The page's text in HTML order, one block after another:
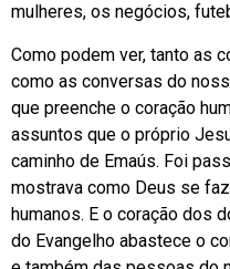
mulheres, os negócios,
Como podem ver, tanto as
como as conversas do
que preenche o coração
assuntos que o próprio
caminho de Emaús. Foi
mostrava como Deus se
humanos. E o coração dos
do Evangelho abastece o